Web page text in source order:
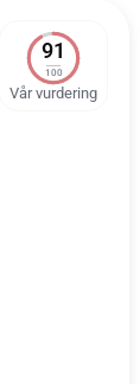
91
100
Vår vurdering